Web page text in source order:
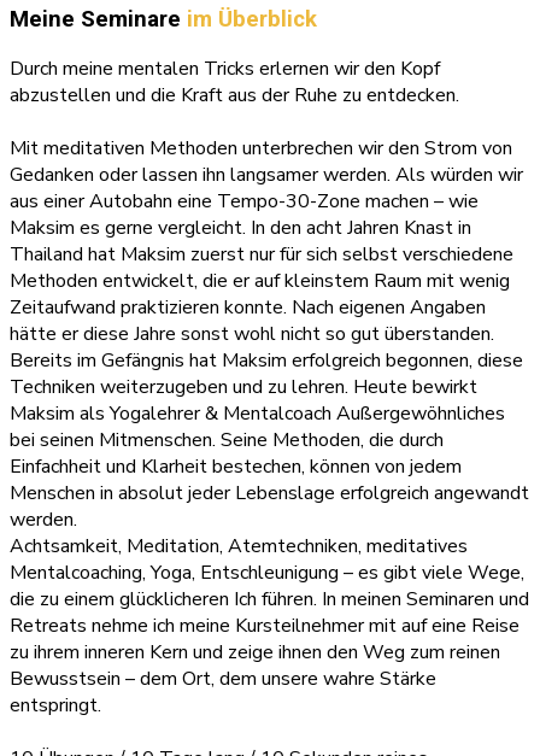
Meine Seminare im Überblick
Durch meine mentalen Tricks erlernen wir den Kopf
abzustellen und die Kraft aus der Ruhe zu entdecken.
Mit meditativen Methoden unterbrechen wir den Strom von
Gedanken oder lassen ihn langsamer werden. Als würden wir
aus einer Autobahn eine Tempo-30-Zone machen – wie
Maksim es gerne vergleicht. In den acht Jahren Knast in
Thailand hat Maksim zuerst nur für sich selbst verschiedene
Methoden entwickelt, die er auf kleinstem Raum mit wenig
Zeitaufwand praktizieren konnte. Nach eigenen Angaben
hätte er diese Jahre sonst wohl nicht so gut überstanden.
Bereits im Gefängnis hat Maksim erfolgreich begonnen, diese
Techniken weiterzugeben und zu lehren. Heute bewirkt
Maksim als Yogalehrer & Mentalcoach Außergewöhnliches
bei seinen Mitmenschen. Seine Methoden, die durch
Einfachheit und Klarheit bestechen, können von jedem
Menschen in absolut jeder Lebenslage erfolgreich angewandt
werden.
Achtsamkeit, Meditation, Atemtechniken, meditatives
Mentalcoaching, Yoga, Entschleunigung – es gibt viele Wege,
die zu einem glücklicheren Ich führen. In meinen Seminaren und
Retreats nehme ich meine Kursteilnehmer mit auf eine Reise
zu ihrem inneren Kern und zeige ihnen den Weg zum reinen
Bewusstsein – dem Ort, dem unsere wahre Stärke
entspringt.